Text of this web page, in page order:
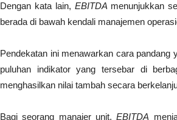
Dengan kata lain, EBITDA menunjukkan
berada di bawah kendali manajemen
Pendekatan ini menawarkan cara pandang
puluhan indikator yang tersebar di
menghasilkan nilai tambah secara
Bagi seorang manajer unit,EBITDA